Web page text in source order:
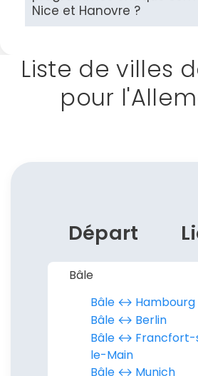
Nice et Hanovre ?
Liste de villes
pour
Départ
Bâle
Bâle ↔︎ Hambourg
Bâle ↔︎ Berlin
Bâle ↔︎ Francfort-
le-Main
Bâle ↔︎ Munich